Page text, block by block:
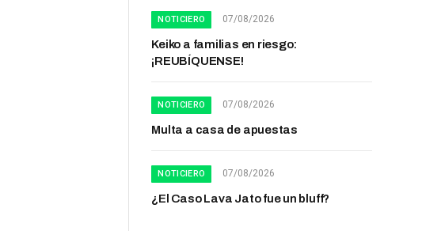
NOTICIERO 07/08/2026
Keiko a familias en riesgo:
¡REUBÍQUENSE!
NOTICIERO 07/08/2026
Multa a casa de apuestas
NOTICIERO 07/08/2026
¿El Caso Lava Jato fue un bluff?